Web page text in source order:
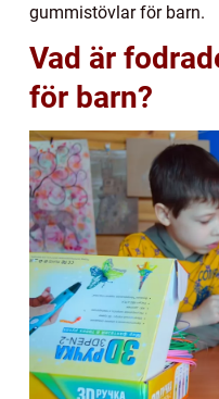
gummistövlar för barn.
Vad är
för barn?